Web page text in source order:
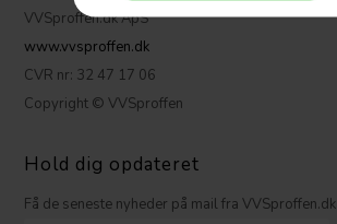
VVSproffen.dk ApS
www.vvsproffen.dk
CVR nr: 32 47 17 06
Copyright © VVSproffen
Hold dig opdateret
Få de seneste nyheder på mail fra VVSproffen.dk